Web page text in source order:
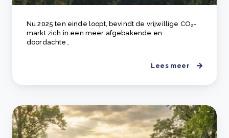
Nu 2025 ten einde loopt, bevindt de vrijwillige CO₂-
markt zich in een meer afgebakende en
doordachte..
Lees meer